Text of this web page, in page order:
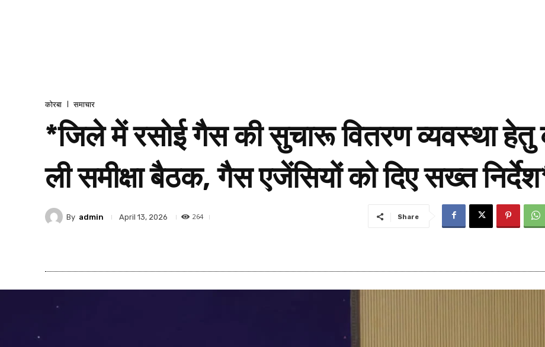
कोरबा समाचार
*जिले में रसोई गैस की सुचारू वितरण व्यवस्था
ली समीक्षा बैठक, गैस एजेंसियों को दिए सख्त
By admin April 13, 2026 264 Share